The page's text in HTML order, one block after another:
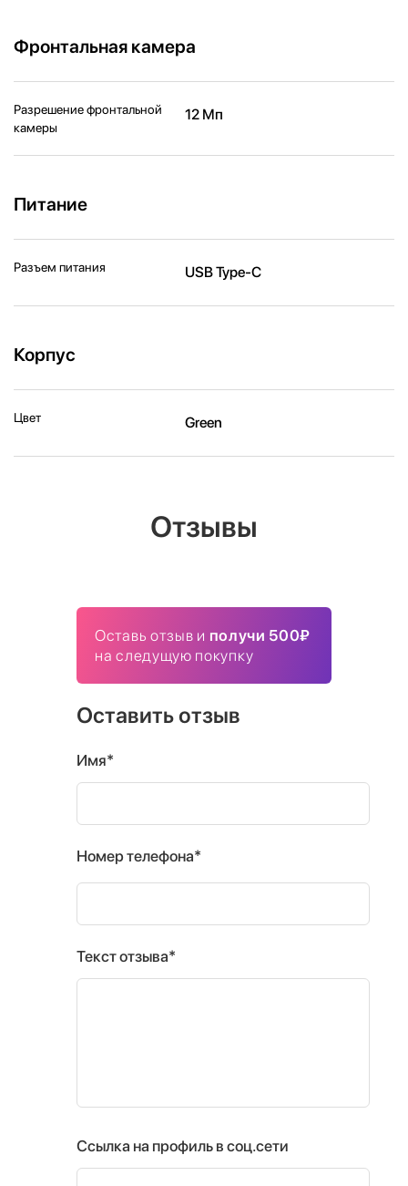
Фронтальная камера
Разрешение фронтальной
камеры
12 Мп
Питание
Разъем питания USB Type-C
Корпус
Цвет Green
Отзывы
Оставь отзыв и получи 500₽
на следущую покупку
Оставить отзыв
Имя*
Номер телефона*
Текст отзыва*
Ссылка на профиль в соц.сети